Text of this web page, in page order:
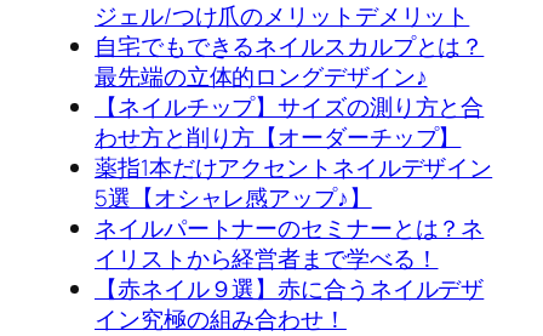
ジェル/つけ爪のメリットデメリット
自宅でもできるネイルスカルプとは？
最先端の立体的ロングデザイン♪
【ネイルチップ】サイズの測り方と合
わせ方と削り方【オーダーチップ】
薬指1本だけアクセントネイルデザイン
5選【オシャレ感アップ♪】
ネイルパートナーのセミナーとは？ネ
イリストから経営者まで学べる！
【赤ネイル９選】赤に合うネイルデザ
イン究極の組み合わせ！